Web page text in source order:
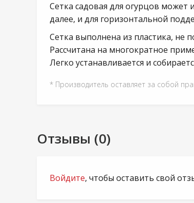
Сетка садовая для огурцов может
далее, и для горизонтальной
Сетка выполнена из пластика, не
Рассчитана на многократное
Легко устанавливается и
* Производитель оставляет за собой
Отзывы (0)
Войдите, чтобы оставить свой